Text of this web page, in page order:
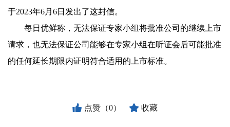
于2023年6月6日发出了这封信。
每日优鲜称，无法保证专家小组将批准公司的继续上市
请求，也无法保证公司能够在专家小组在听证会后可能批准
的任何延长期限内证明符合适用的上市标准。
点赞（0） 收藏